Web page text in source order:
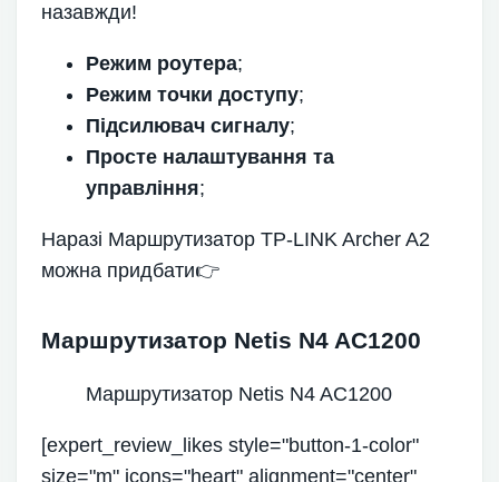
назавжди!
Режим роутера;
Режим точки доступу;
Підсилювач сигналу;
Просте налаштування та
управління;
Наразі Маршрутизатор TP-LINK Archer A2
можна придбати👉
Маршрутизатор Netis N4 AC1200
Маршрутизатор Netis N4 AC1200
[expert_review_likes style="button-1-color"
size="m" icons="heart" alignment="center"